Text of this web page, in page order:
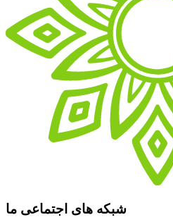
شبکه های اجتماعی ما